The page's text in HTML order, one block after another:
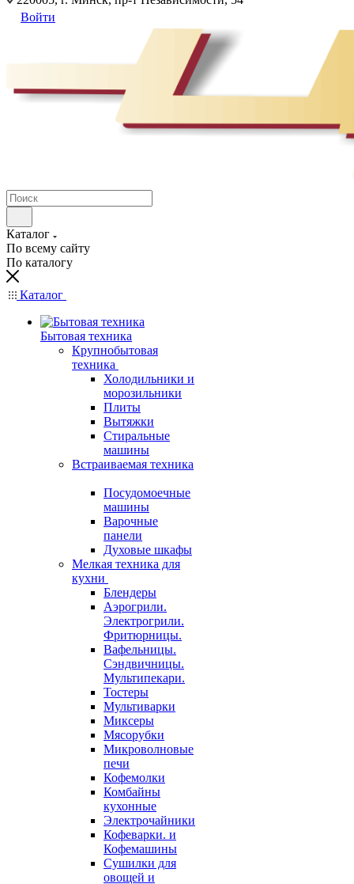
Войти
Каталог
По всему сайту
По каталогу
Каталог
Бытовая техника
Крупнобытовая
техника
Холодильники и
морозильники
Плиты
Вытяжки
Стиральные
машины
Встраиваемая техника
Посудомоечные
машины
Варочные
панели
Духовые шкафы
Мелкая техника для
кухни
Блендеры
Аэрогрили.
Электрогрили.
Фритюрницы.
Вафельницы.
Сэндвичницы.
Мультипекари.
Тостеры
Мультиварки
Миксеры
Мясорубки
Микроволновые
печи
Кофемолки
Комбайны
кухонные
Электрочайники
Кофеварки. и
Кофемашины
Сушилки для
овощей и